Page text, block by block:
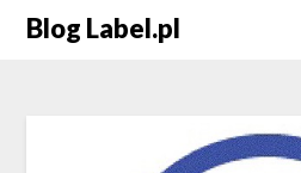
Blog Label.pl